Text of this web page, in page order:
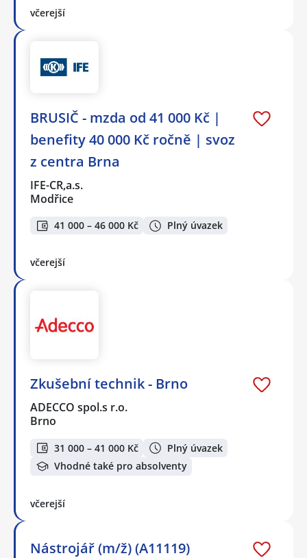
včerejší
BRUSIČ - mzda od 41 000 Kč |
benefity 40 000 Kč ročně | svoz
z centra Brna
IFE-CR,a.s.
Modřice
41 000 – 46 000 Kč Plný úvazek
včerejší
Zkušební technik - Brno
ADECCO spol.s r.o.
Brno
31 000 – 41 000 Kč
Plný úvazek
Vhodné také pro absolventy
včerejší
Nástrojář (m/ž) (A11119)